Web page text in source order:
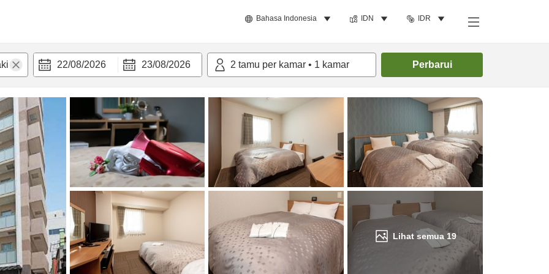
Bahasa Indonesia IDN IDR
22/08/2026 23/08/2026 2 tamu per kamar • 1 kamar Perbarui
Lihat semua 19
Cari kamar